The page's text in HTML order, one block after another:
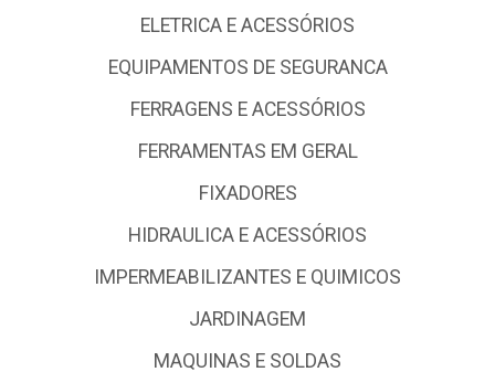
ELETRICA E ACESSÓRIOS
EQUIPAMENTOS DE SEGURANCA
FERRAGENS E ACESSÓRIOS
FERRAMENTAS EM GERAL
FIXADORES
HIDRAULICA E ACESSÓRIOS
IMPERMEABILIZANTES E QUIMICOS
JARDINAGEM
MAQUINAS E SOLDAS